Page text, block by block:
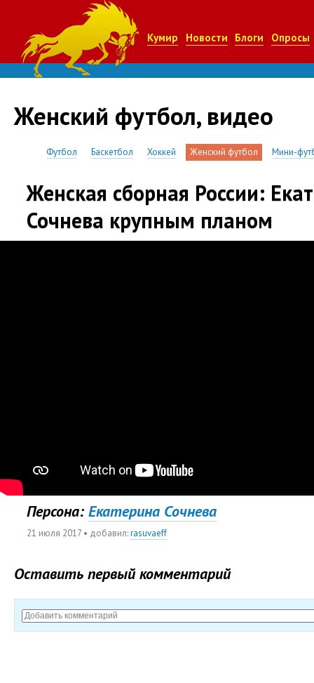
Кумир Новости Блоги Опросы
Женский футбол, видео
Футбол Баскетбол Хоккей Женский футбол Мини-
Женская сборная России:
Сочнева крупным планом
Персона: Екатерина Сочнева
21 июля 2017 • добавил:rasuvaeff
Оставить первый комментарий